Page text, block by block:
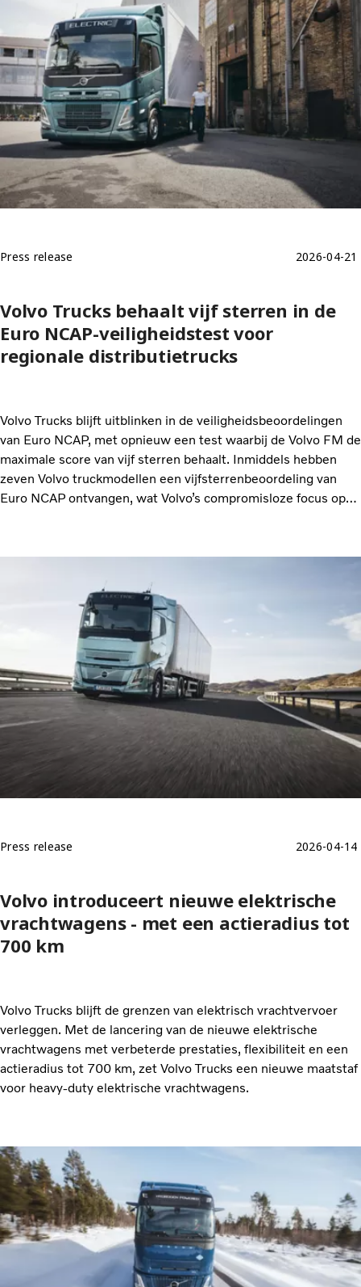
Press release 2026-04-21
Volvo Trucks behaalt vijf sterren in de
Euro NCAP-veiligheidstest voor
regionale distributietrucks
Volvo Trucks blijft uitblinken in de veiligheidsbeoordelingen
van Euro NCAP, met opnieuw een test waarbij de Volvo FM de
maximale score van vijf sterren behaalt. Inmiddels hebben
zeven Volvo truckmodellen een vijfsterrenbeoordeling van
Euro NCAP ontvangen, wat Volvo’s compromisloze focus op
Press release 2026-04-14
Volvo introduceert nieuwe elektrische
vrachtwagens - met een actieradius tot
700 km
Volvo Trucks blijft de grenzen van elektrisch vrachtvervoer
verleggen. Met de lancering van de nieuwe elektrische
vrachtwagens met verbeterde prestaties, flexibiliteit en een
actieradius tot 700 km, zet Volvo Trucks een nieuwe maatstaf
voor heavy-duty elektrische vrachtwagens.